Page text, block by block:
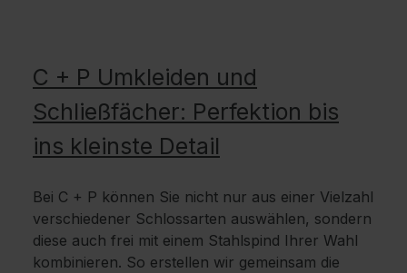
C + P Umkleiden und
Schließfächer: Perfektion bis
ins kleinste Detail
Bei C + P können Sie nicht nur aus einer Vielzahl
verschiedener Schlossarten auswählen, sondern
diese auch frei mit einem Stahlspind Ihrer Wahl
kombinieren. So erstellen wir gemeinsam die